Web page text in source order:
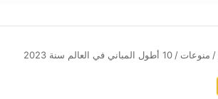
/ منوعات / 10 أطول المباني في العالم سنة 2023